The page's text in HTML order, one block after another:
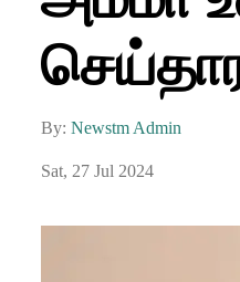
By: Newstm Admin
Sat, 27 Jul 2024